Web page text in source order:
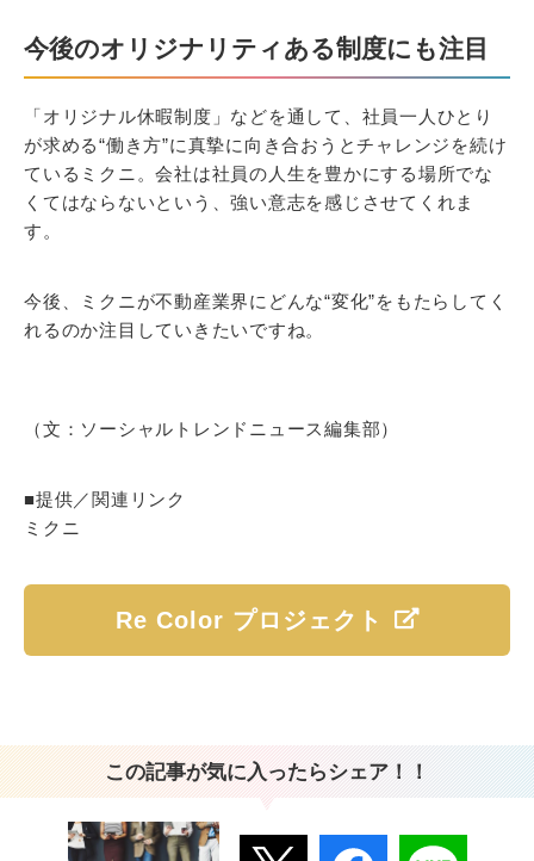
今後のオリジナリティある制度にも注目
「オリジナル休暇制度」などを通して、社員一人ひとり
が求める“働き方”に真摯に向き合おうとチャレンジを続け
ているミクニ。会社は社員の人生を豊かにする場所でな
くてはならないという、強い意志を感じさせてくれま
す。
今後、ミクニが不動産業界にどんな“変化”をもたらしてく
れるのか注目していきたいですね。
（文：ソーシャルトレンドニュース編集部）
■提供／関連リンク
ミクニ
Re Color プロジェクト
この記事が気に入ったらシェア！！